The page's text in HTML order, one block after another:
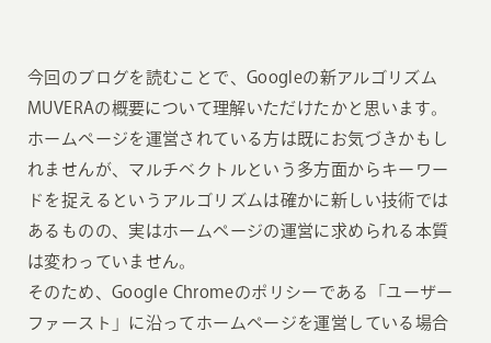
今回のブログを読むことで、Googleの新アルゴリズム
MUVERAの概要について理解いただけたかと思います。
ホームページを運営されている方は既にお気づきかもし
れませんが、マルチベクトルという多方面からキーワー
ドを捉えるというアルゴリズムは確かに新しい技術では
あるものの、実はホームページの運営に求められる本質
は変わっていません。
そのため、Google Chromeのポリシーである「ユーザー
ファースト」に沿ってホームページを運営している場合